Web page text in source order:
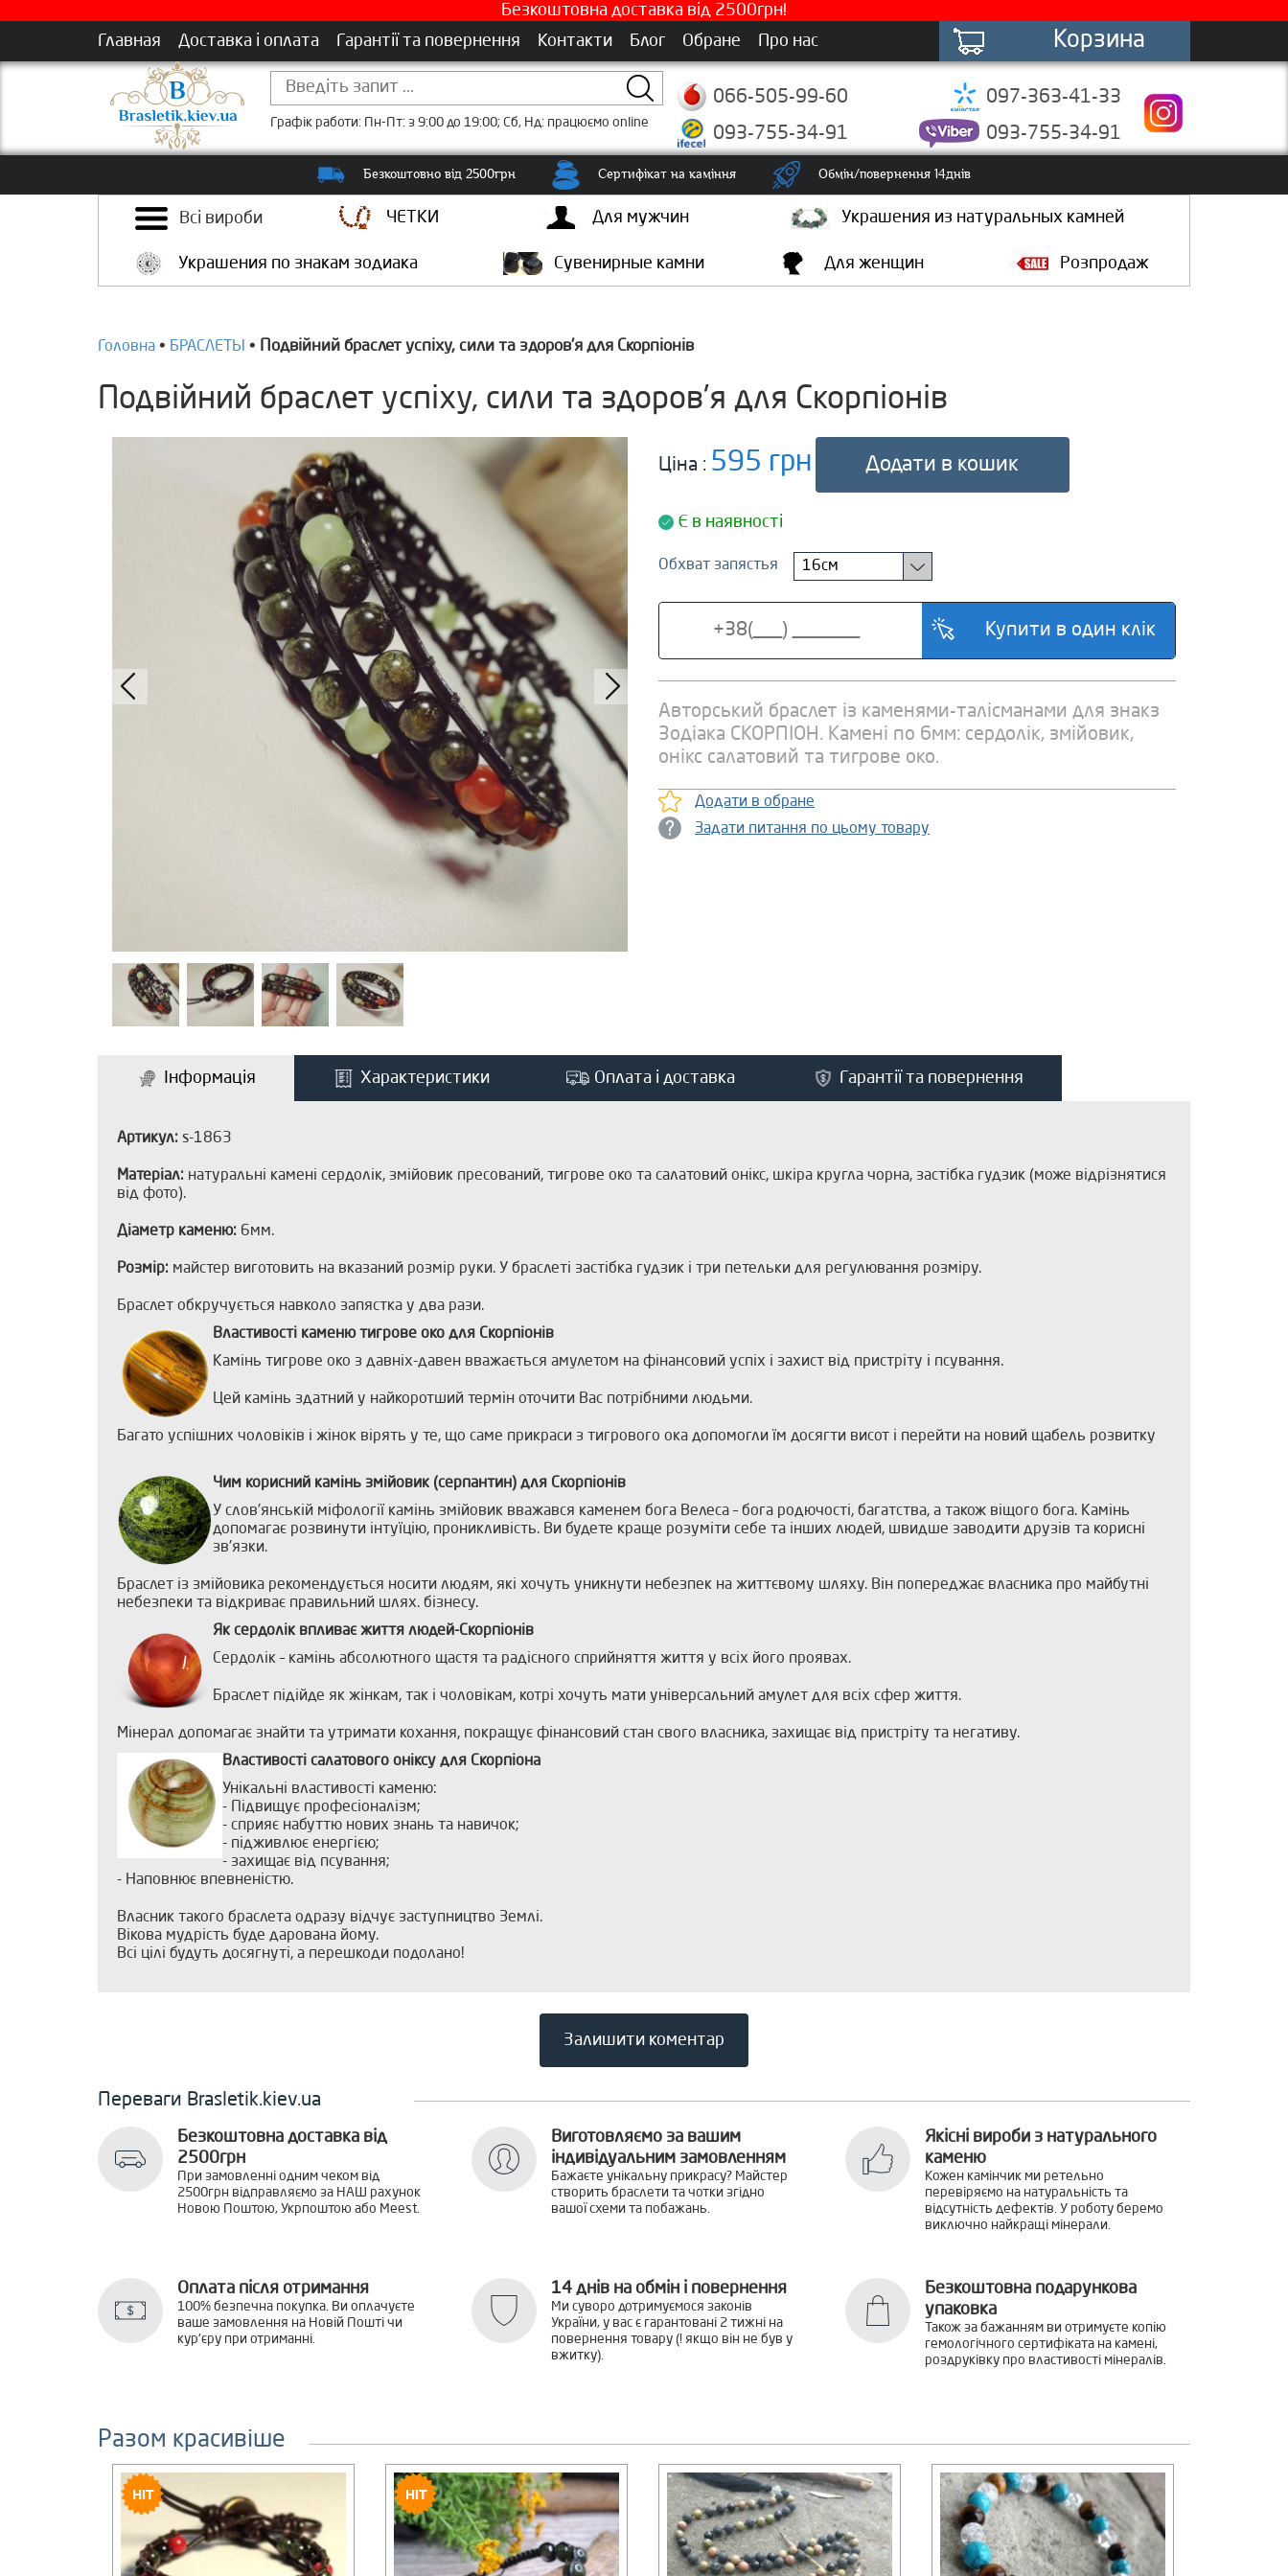
Безкоштовна доставка від 2500грн!
Главная
Доставка і оплата Гарантії та повернення Контакти Блог Обране Про нас Корзина
Графік работи: Пн-Пт: з 9:00 до 19:00; Сб, Нд: працюємо online
066-505-99-60
097-363-41-33
093-755-34-91
093-755-34-91
Безкоштовно від 2500грн Сертифікат на каміння Обмін/повернення 14днів
Всі вироби ЧЕТКИ Для мужчин Украшения из натуральных камней
Украшения по знакам зодиака Сувенирные камни Для женщин Розпродаж
Головна • БРАСЛЕТЫ • Подвійний браслет успіху, сили та здоров'я для Скорпіонів
Подвійний браслет успіху, сили та здоров'я для Скорпіонів
Ціна : 595 грн Додати в кошик
Є в наявності
Обхват запястья 16см
Авторський браслет із каменями-талісманами для знакз
Зодіака СКОРПІОН. Камені по 6мм: сердолік, змійовик,
онікс салатовий та тигрове око.
Додати в обране
Задати питання по цьому товару
Інформація Характеристики Оплата і доставка Гарантії та повернення
Артикул: s-1863
Матеріал: натуральні камені сердолік, змійовик пресований, тигрове око та салатовий онікс, шкіра кругла чорна, застібка гудзик (може відрізнятися
від фото).
Діаметр каменю: 6мм.
Розмір: майстер виготовить на вказаний розмір руки. У браслеті застібка гудзик і три петельки для регулювання розміру.
Браслет обкручується навколо запястка у два рази.
Властивості каменю тигрове око для Скорпіонів
Камінь тигрове око з давніх-давен вважається амулетом на фінансовий успіх і захист від пристріту і псування.
Цей камінь здатний у найкоротший термін оточити Вас потрібними людьми.
Багато успішних чоловіків і жінок вірять у те, що саме прикраси з тигрового ока допомогли їм досягти висот і перейти на новий щабель розвитку
Чим корисний камінь змійовик (серпантин) для Скорпіонів
У слов'янській міфології камінь змійовик вважався каменем бога Велеса – бога родючості, багатства, а також віщого бога. Камінь
допомагає розвинути інтуїцію, проникливість. Ви будете краще розуміти себе та інших людей, швидше заводити друзів та корисні
зв'язки.
Браслет із змійовика рекомендується носити людям, які хочуть уникнути небезпек на життєвому шляху. Він попереджає власника про майбутні
небезпеки та відкриває правильний шлях. бізнесу.
Як сердолік впливає життя людей-Скорпіонів
Сердолік – камінь абсолютного щастя та радісного сприйняття життя у всіх його проявах.
Браслет підійде як жінкам, так і чоловікам, котрі хочуть мати універсальний амулет для всіх сфер життя.
Мінерал допомагає знайти та утримати кохання, покращує фінансовий стан свого власника, захищає від пристріту та негативу.
Властивості салатового оніксу для Скорпіона
Унікальні властивості каменю:
- Підвищує професіоналізм;
- сприяє набуттю нових знань та навичок;
- підживлює енергією;
- захищає від псування;
- Наповнює впевненістю.
Власник такого браслета одразу відчує заступництво Землі.
Вікова мудрість буде дарована йому.
Всі цілі будуть досягнуті, а перешкоди подолано!
Залишити коментар
Переваги Brasletik.kiev.ua
Безкоштовна доставка від
2500грн
При замовленні одним чеком від
2500грн відправляємо за НАШ рахунок
Новою Поштою, Укрпоштою або Meest.
Виготовляємо за вашим
індивідуальним замовленням
Бажаєте унікальну прикрасу? Майстер
створить браслети та чотки згідно
вашої схеми та побажань.
Якісні вироби з натурального
каменю
Кожен камінчик ми ретельно
перевіряємо на натуральність та
відсутність дефектів. У роботу беремо
виключно найкращі мінерали.
Оплата після отримання
100% безпечна покупка. Ви оплачуєте
ваше замовлення на Новій Пошті чи
кур'єру при отриманні.
14 днів на обмін і повернення
Ми суворо дотримуємося законів
України, у вас є гарантовані 2 тижні на
повернення товару (! якщо він не був у
вжитку).
Безкоштовна подарункова
упаковка
Також за бажанням ви отримуєте копію
гемологічного сертифіката на камені,
роздруківку про властивості мінералів.
Разом красивіше